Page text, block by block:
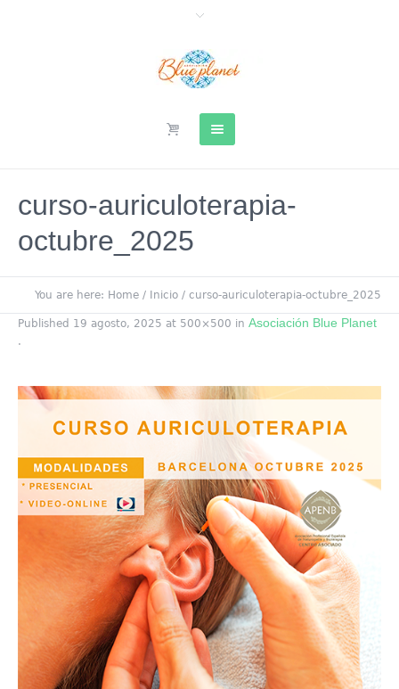
curso-auriculoterapia-
octubre_2025
You are here: Home / Inicio / curso-auriculoterapia-octubre_2025
Published 19 agosto, 2025 at 500×500 in Asociación Blue Planet
.